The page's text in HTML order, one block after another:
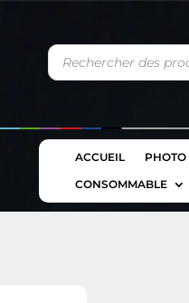
Recherche
de
produits
ACCUEIL PHOTO
CONSOMMABLE